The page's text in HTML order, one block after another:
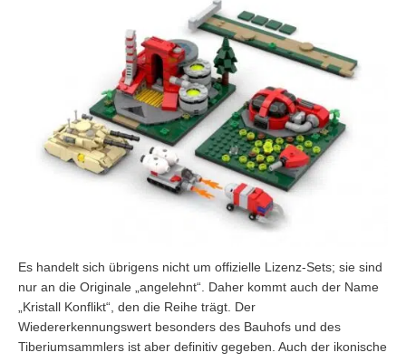
Es handelt sich übrigens nicht um offizielle Lizenz-Sets; sie sind
nur an die Originale „angelehnt“. Daher kommt auch der Name
„Kristall Konflikt“, den die Reihe trägt. Der
Wiedererkennungswert besonders des Bauhofs und des
Tiberiumsammlers ist aber definitiv gegeben. Auch der ikonische